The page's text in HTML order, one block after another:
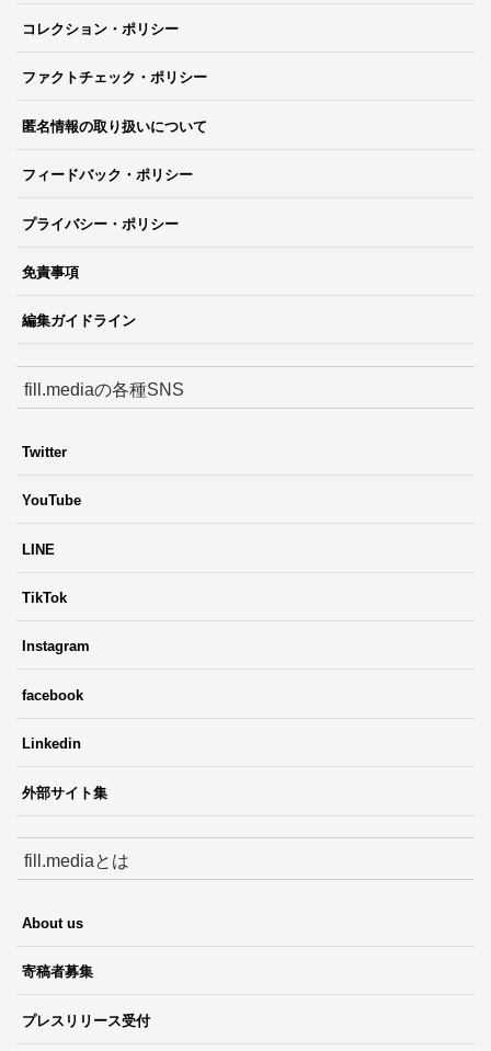
コレクション・ポリシー
ファクトチェック・ポリシー
匿名情報の取り扱いについて
フィードバック・ポリシー
プライバシー・ポリシー
免責事項
編集ガイドライン
fill.mediaの各種SNS
Twitter
YouTube
LINE
TikTok
Instagram
facebook
Linkedin
外部サイト集
fill.mediaとは
About us
寄稿者募集
プレスリリース受付